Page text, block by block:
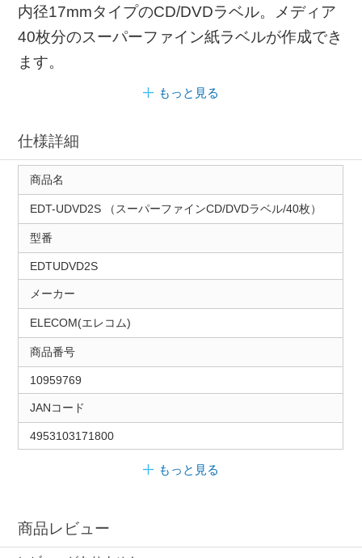
内径17mmタイプのCD/DVDラベル。メディア
40枚分のスーパーファイン紙ラベルが作成でき
ます。
もっと見る
仕様詳細
商品名
EDT-UDVD2S （スーパーファインCD/DVDラベル/40枚）
型番
EDTUDVD2S
メーカー
ELECOM(エレコム)
商品番号
10959769
JANコード
4953103171800
もっと見る
商品レビュー